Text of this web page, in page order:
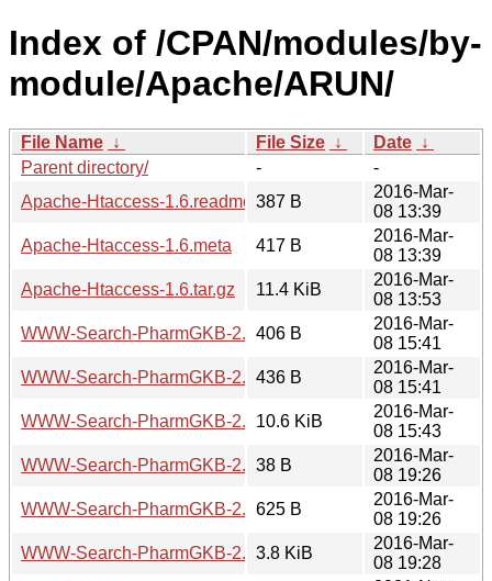
Index of /CPAN/modules/by-
module/Apache/ARUN/
File Name ↓ File Size ↓ Date ↓
Parent directory/
-
-
Apache-Htaccess-1.6.readme 387 B
2016-Mar-
08 13:39
Apache-Htaccess-1.6.meta
417 B
2016-Mar-
08 13:39
Apache-Htaccess-1.6.tar.gz
11.4 KiB
2016-Mar-
08 13:53
WWW-Search-PharmGKB-2.03.readme
406 B
2016-Mar-
08 15:41
WWW-Search-PharmGKB-2.03.meta
436 B
2016-Mar-
08 15:41
WWW-Search-PharmGKB-2.03.tar.gz
10.6 KiB
2016-Mar-
08 15:43
WWW-Search-PharmGKB-2.04.readme
38 B
2016-Mar-
08 19:26
WWW-Search-PharmGKB-2.04.meta
625 B
2016-Mar-
08 19:26
WWW-Search-PharmGKB-2.04.tar.gz
3.8 KiB
2016-Mar-
08 19:28